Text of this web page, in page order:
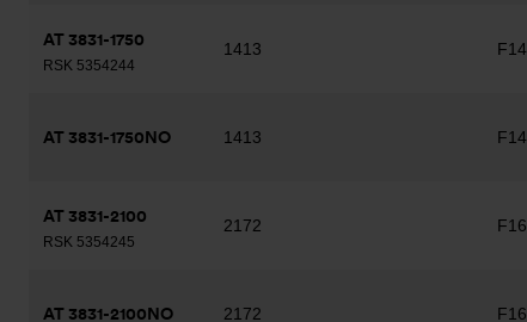
AT 3831-1750
RSK 5354244
1413 F14
AT 3831-1750NO 1413 F14
AT 3831-2100
RSK 5354245
2172 F16
AT 3831-2100NO 2172 F16